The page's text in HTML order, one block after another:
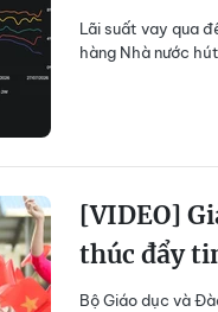
Lãi suất vay qua
hàng Nhà nước
[VIDEO]
thúc đẩy
Bộ Giáo dục và